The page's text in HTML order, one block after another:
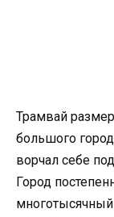
Трамвай
большого
ворчал себе
Город